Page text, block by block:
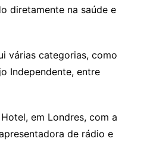
diretamente na saúde e
várias categorias, como
Independente, entre
em Londres, com a
de rádio e